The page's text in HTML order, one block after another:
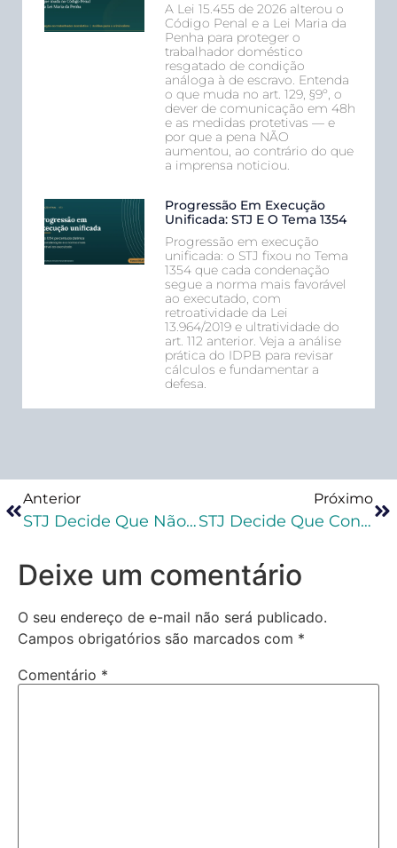
A Lei 15.455 de 2026 alterou o
Código Penal e a Lei Maria da
Penha para proteger o
trabalhador doméstico
resgatado de condição
análoga à de escravo. Entenda
o que muda no art. 129, §9º, o
dever de comunicação em 48h
e as medidas protetivas — e
por que a pena NÃO
aumentou, ao contrário do que
a imprensa noticiou.
Progressão Em Execução
Unificada: STJ E O Tema 1354
Progressão em execução
unificada: o STJ fixou no Tema
1354 que cada condenação
segue a norma mais favorável
ao executado, com
retroatividade da Lei
13.964/2019 e ultratividade do
art. 112 anterior. Veja a análise
prática do IDPB para revisar
cálculos e fundamentar a
defesa.
Anterior
STJ Decide Que Não Há Nulidade Quando O Reconhecimento Fotográfico É Baseado Em Outras Provas
Próximo
STJ Decide Que Condenações Pretéritas Podem Ser Usadas Para Valorar Os Maus Antecedentes Na Primeira Fase
Deixe um comentário
O seu endereço de e-mail não será publicado.
Campos obrigatórios são marcados com *
Comentário *